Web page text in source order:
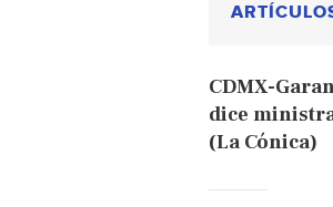
CDMX-
dice
(La Cónica)